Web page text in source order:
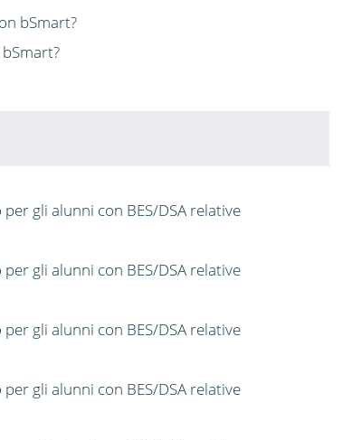
bSmart?
gli alunni con BES/DSA relative
gli alunni con BES/DSA relative
gli alunni con BES/DSA relative
gli alunni con BES/DSA relative